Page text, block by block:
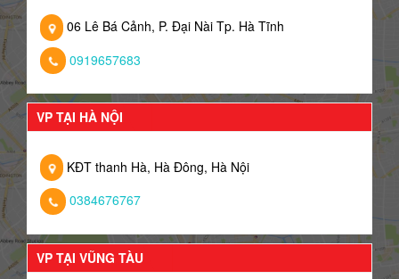
06 Lê Bá Cảnh, P. Đại Nài Tp. Hà Tĩnh
0919657683
VP TẠI HÀ NỘI
KĐT thanh Hà, Hà Đông, Hà Nội
0384676767
VP TẠI VŨNG TÀU